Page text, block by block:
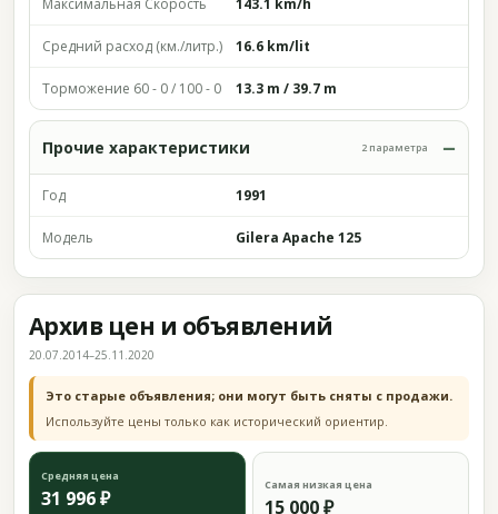
Максимальная Скорость 143.1 km/h
Средний расход (км./литр.) 16.6 km/lit
Торможение 60 - 0 / 100 - 0 13.3 m / 39.7 m
Прочие характеристики 2 параметра
Год 1991
Модель Gilera Apache 125
Архив цен и объявлений
20.07.2014–25.11.2020
Это старые объявления; они могут быть сняты с продажи.
Используйте цены только как исторический ориентир.
Средняя цена
31 996 ₽
Самая низкая цена
15 000 ₽